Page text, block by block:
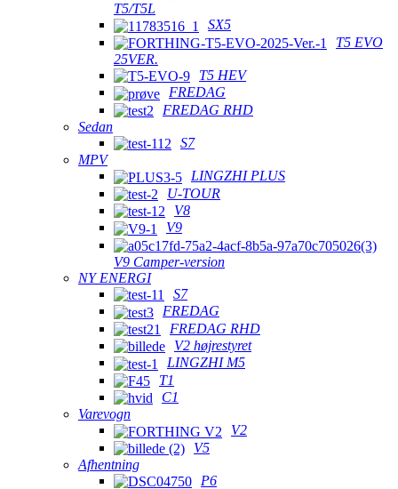
T5/T5L
SX5
T5 EVO
25VER.
T5 HEV
FREDAG
FREDAG RHD
Sedan
S7
MPV
LINGZHI PLUS
U-TOUR
V8
V9
V9 Camper-version
NY ENERGI
S7
FREDAG
FREDAG RHD
V2 højrestyret
LINGZHI M5
T1
C1
Varevogn
V2
V5
Afhentning
P6